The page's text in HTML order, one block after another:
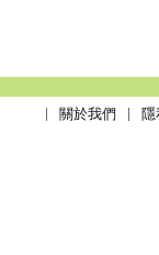
關於我們